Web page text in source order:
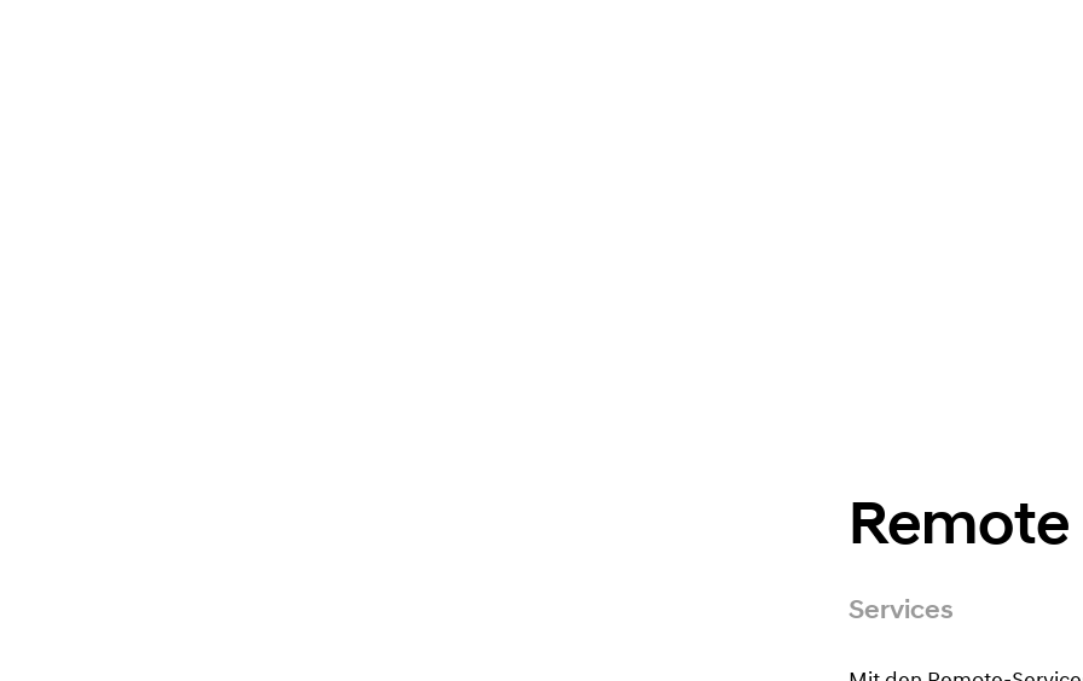
Remote
Services